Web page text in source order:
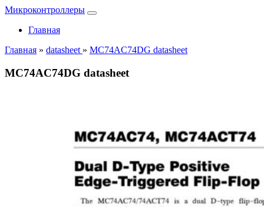
Микроконтроллеры
Главная
Главная » datasheet » MC74AC74DG datasheet
MC74AC74DG datasheet